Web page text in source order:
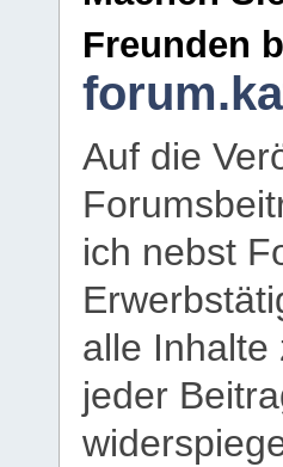
Freunden
Auf die
ich nebst
alle Inhalte
jeder